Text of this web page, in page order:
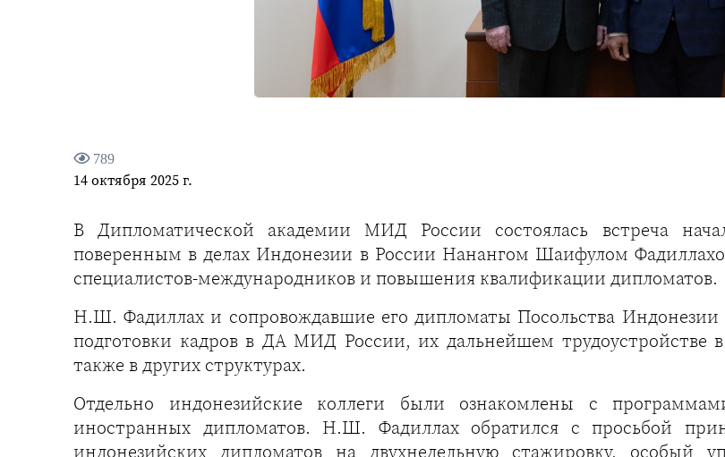
789
14 октября 2025 г.
В Дипломатической академии МИД России состоялась встреча
поверенным в делах Индонезии в России Нанангом Шаифулом
специалистов-международников и повышения квалификации дипломатов.
Н.Ш. Фадиллах и сопровождавшие его дипломаты Посольства
подготовки кадров в ДА МИД России, их дальнейшем трудоустройстве
также в других структурах.
Отдельно индонезийские коллеги были ознакомлены с
иностранных дипломатов. Н.Ш. Фадиллах обратился с просьбой
индонезийских дипломатов на двухнедельную стажировку, особый